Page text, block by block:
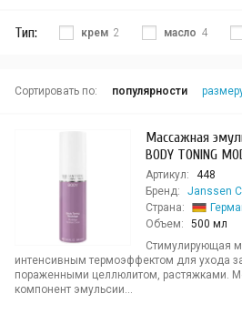
Тип: крем 2 масло 4
Сортировать по: популярности
Массажная
BODY TONING
Артикул:
448
Бренд:
Janssen
Страна:
Объем:
500 мл
Стимулирующая
интенсивным термоэффектом для ухода
пораженными целлюлитом, растяжками.
компонент эмульсии...